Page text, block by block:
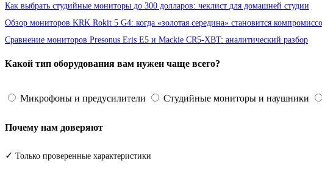
Как выбрать студийные мониторы до 300 долларов: чеклист для домашней студии
Обзор мониторов KRK Rokit 5 G4: когда «золотая середина» становится
Сравнение мониторов Presonus Eris E5 и Mackie CR5-XBT: аналитический разбор
Какой тип оборудования вам нужен чаще всего?
Микрофоны и предусилители Студийные мониторы и наушники
Почему нам доверяют
✓ Только проверенные характеристики